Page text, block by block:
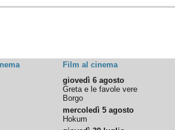
Film al cinema
giovedì 6 agosto
Greta e le favole vere
Borgo
mercoledì 5 agosto
Hokum